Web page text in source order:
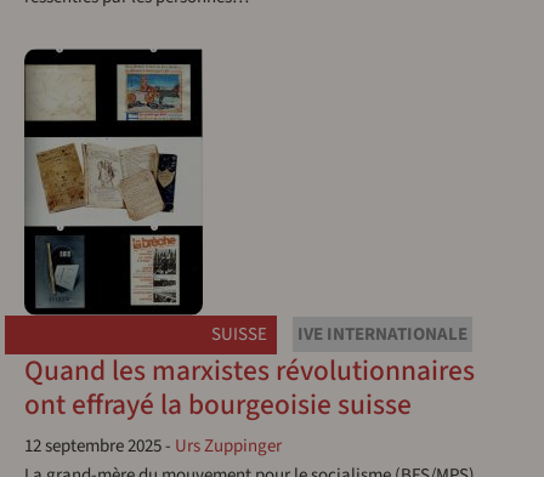
SUISSE IVE INTERNATIONALE
Quand les marxistes révolutionnaires
ont effrayé la bourgeoisie suisse
12 septembre 2025- Urs Zuppinger